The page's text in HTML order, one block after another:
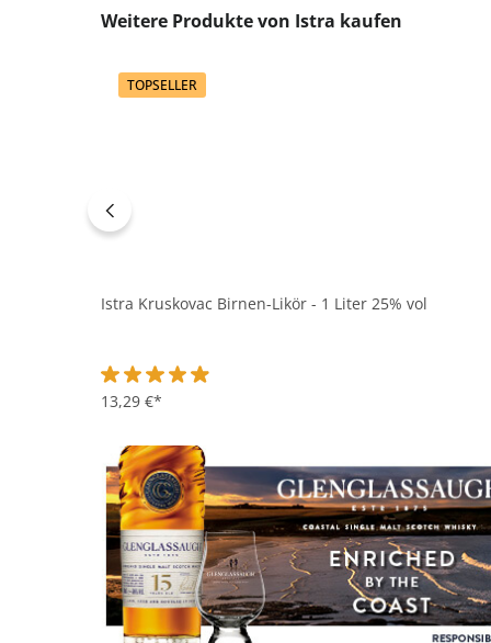
Produktgalerie überspringen
Weitere Produkte von Istra kaufen
TOPSELLER
Istra Kruskovac Birnen-Likör - 1 Liter 25% vol
Durchschnittliche Bewertung von 4.9 von 5 Sternen
13,29 €*